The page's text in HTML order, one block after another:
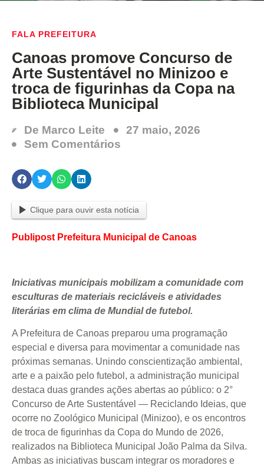
FALA PREFEITURA
Canoas promove Concurso de
Arte Sustentável no Minizoo e
troca de figurinhas da Copa na
Biblioteca Municipal
De Marco Leite
27 maio, 2026
Sem Comentários
Clique para ouvir esta notícia
Publipost Prefeitura Municipal de Canoas
Iniciativas municipais mobilizam a comunidade com
esculturas de materiais recicláveis e atividades
literárias em clima de Mundial de futebol.
A Prefeitura de Canoas preparou uma programação
especial e diversa para movimentar a comunidade nas
próximas semanas. Unindo conscientização ambiental,
arte e a paixão pelo futebol, a administração municipal
destaca duas grandes ações abertas ao público: o 2°
Concurso de Arte Sustentável — Reciclando Ideias, que
ocorre no Zoológico Municipal (Minizoo), e os encontros
de troca de figurinhas da Copa do Mundo de 2026,
realizados na Biblioteca Municipal João Palma da Silva.
Ambas as iniciativas buscam integrar os moradores e